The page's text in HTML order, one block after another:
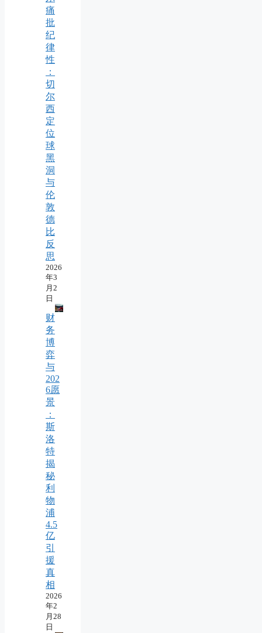
痛
批
纪
律
性
：
切
尔
西
定
位
球
黑
洞
与
伦
敦
德
比
反
思
2026
年3
月2
日
财
务
博
弈
与
202
6愿
景
：
斯
洛
特
揭
秘
利
物
浦
4.5
亿
引
援
真
相
2026
年2
月28
日